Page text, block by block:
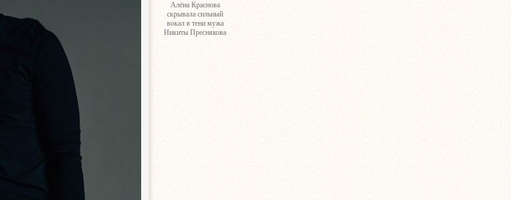
Алёна Краснова
скрывала сильный
вокал в тени мужа
Никиты Преснякова